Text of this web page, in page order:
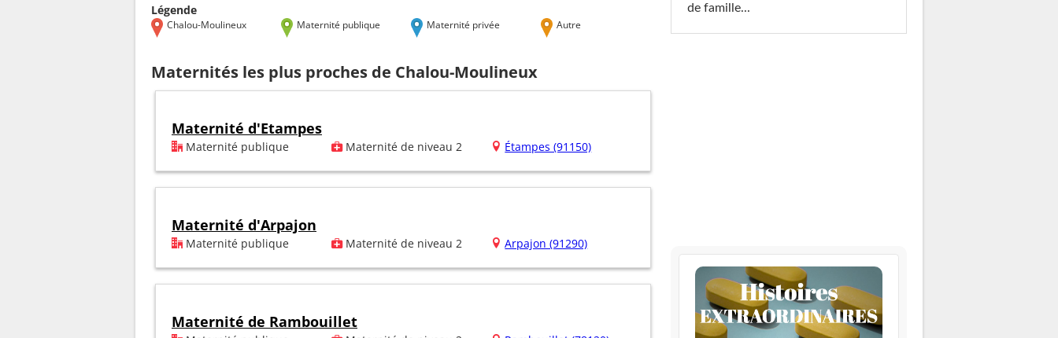
Légende
Chalou-Moulineux Maternité publique Maternité privée Autre
Maternités les plus proches de Chalou-Moulineux
Maternité d'Etampes
Maternité publique Maternité de niveau 2 Étampes (91150)
Maternité d'Arpajon
Maternité publique Maternité de niveau 2 Arpajon (91290)
Maternité de Rambouillet
de famille...